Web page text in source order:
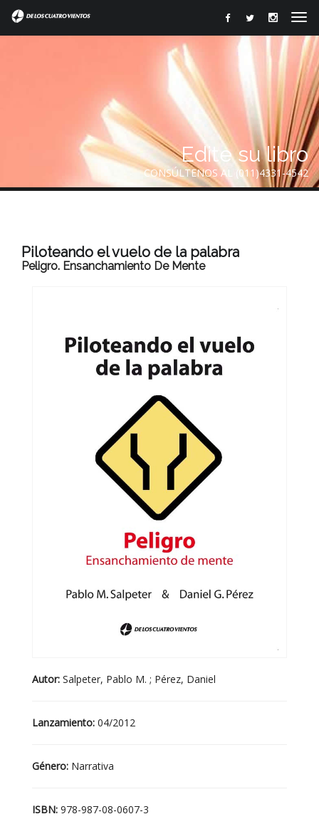
Edite su libro
CONSÚLTENOS AL (011)4331-4542
Piloteando el vuelo de la palabra
Peligro. Ensanchamiento De Mente
Autor: Salpeter, Pablo M. ; Pérez, Daniel
Lanzamiento: 04/2012
Género: Narrativa
ISBN: 978-987-08-0607-3